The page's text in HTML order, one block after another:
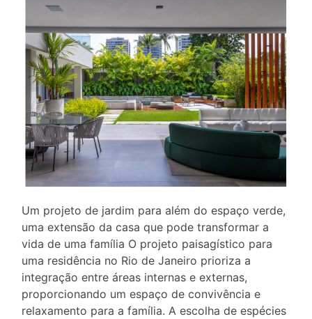
Um projeto de jardim para além do espaço verde,
uma extensão da casa que pode transformar a
vida de uma família O projeto paisagístico para
uma residência no Rio de Janeiro prioriza a
integração entre áreas internas e externas,
proporcionando um espaço de convivência e
relaxamento para a família. A escolha de espécies